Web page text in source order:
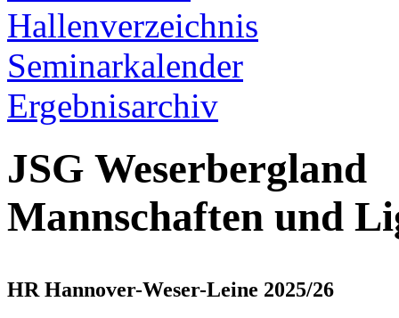
Hallenverzeichnis
Seminarkalender
Ergebnisarchiv
JSG Weserbergland
Mannschaften und
HR Hannover-Weser-Leine 2025/26